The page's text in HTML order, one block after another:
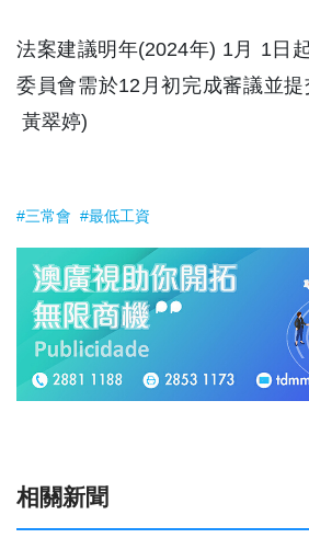
法案建議明年(2024年) 1月 1日
委員會需於12月初完成審議並
黃翠婷)
#三常會 #最低工資
相關新聞